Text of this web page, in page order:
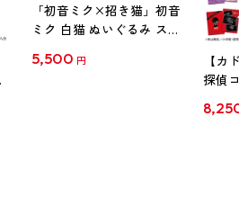
「初音ミク×招き猫」初音
ミク 白猫 ぬいぐるみ スタ
5,500 円
【カ
探偵
クリ